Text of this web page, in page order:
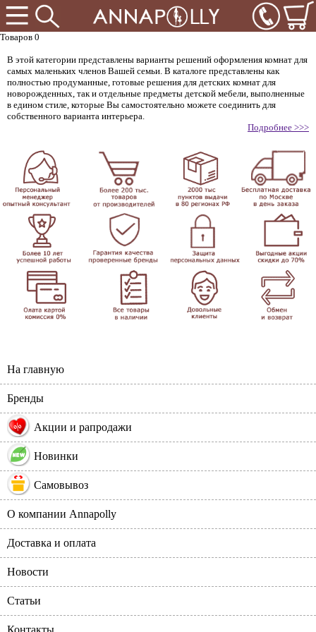
Товаров 0
В этой категории представлены варианты решений оформления комнат для
самых маленьких членов Вашей семьи. В каталоге представлены как
полностью продуманные, готовые решения для детских комнат для
новорожденных, так и отдельные предметы детской мебели, выполненные
в едином стиле, которые Вы самостоятельно можете соединить для
собственного варианта интерьера.
Подробнее >>>
На главную
Бренды
% Акции и рапродажи
Новинки
Самовывоз
О компании Annapolly
Доставка и оплата
Новости
Статьи
Контакты